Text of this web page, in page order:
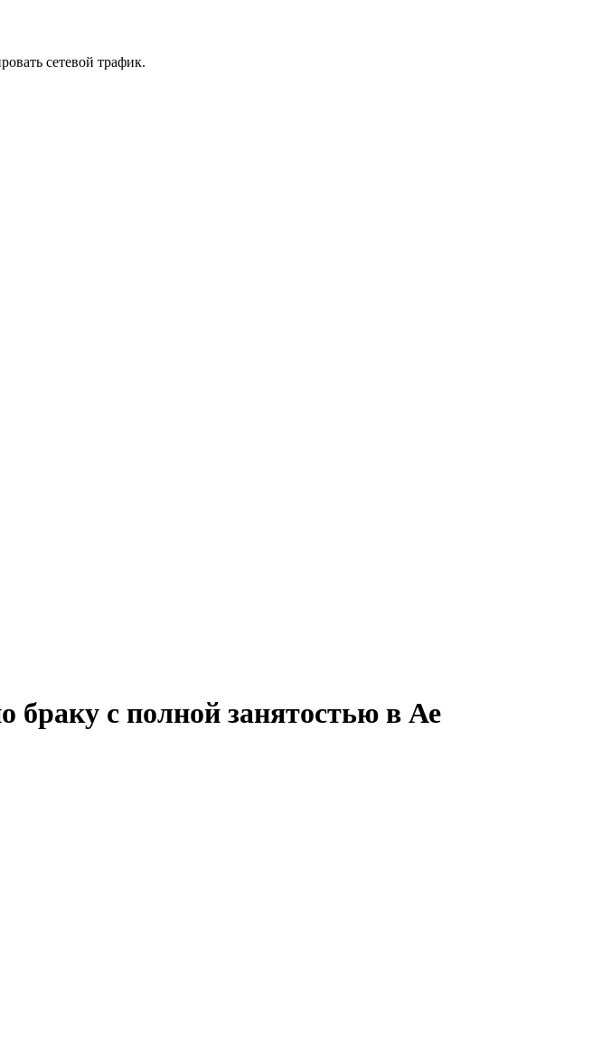
сетевой трафик.
браку с полной занятостью в Ае